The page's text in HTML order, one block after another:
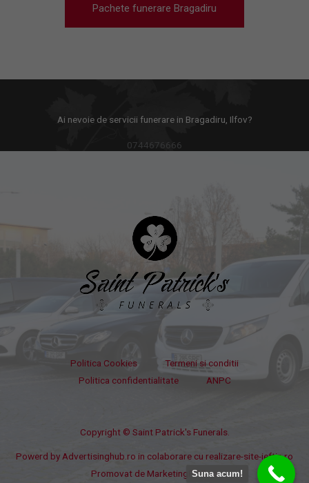
Pachete funerare Bragadiru
Ai nevoie de servicii funerare in Bragadiru, Ilfov?
0744676666
Politica Cookies
Termeni si conditii
Politica confidentialitate
ANPC
Copyright © Saint Patrick's Funerals.
Powerd by Advertisinghub.ro in colaborare cu realizare-site-ieftin.ro
Promovat de MarketingPPC.roSuna acum!